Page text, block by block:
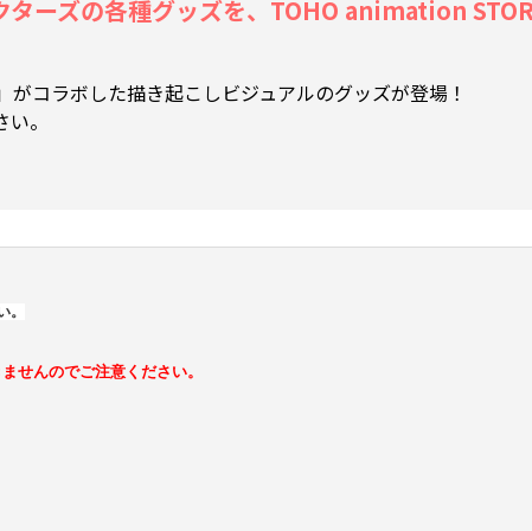
ーズの各種グッズを、TOHO animation
コラボした描き起こしビジュアルのグッズが登場！
。
せんのでご注意ください。